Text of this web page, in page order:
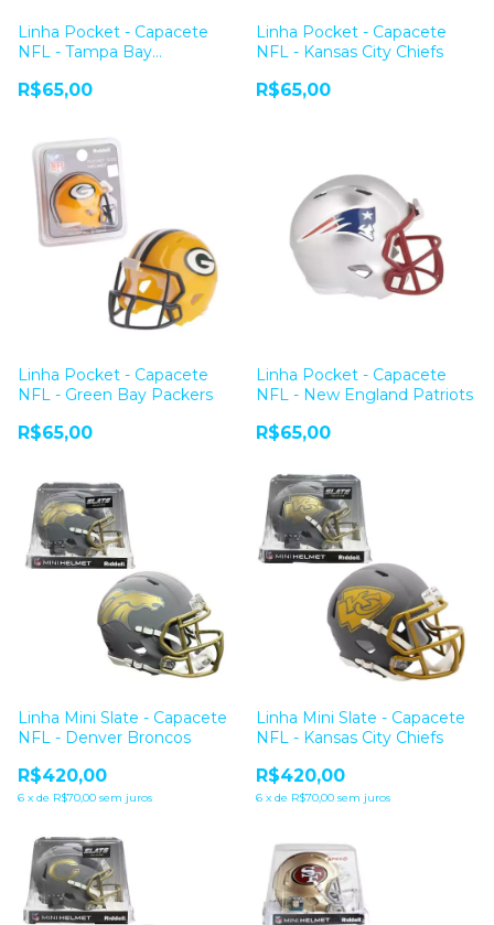
Linha Pocket - Capacete
NFL - Tampa Bay
R$65,00
Linha Pocket - Capacete
NFL - Kansas City Chiefs
R$65,00
Linha Pocket - Capacete
NFL - Green Bay Packers
R$65,00
Linha Pocket - Capacete
NFL - New England Patriots
R$65,00
Linha Mini Slate - Capacete
NFL - Denver Broncos
R$420,00
6 x de R$70,00 sem juros
Linha Mini Slate - Capacete
NFL - Kansas City Chiefs
R$420,00
6 x de R$70,00 sem juros